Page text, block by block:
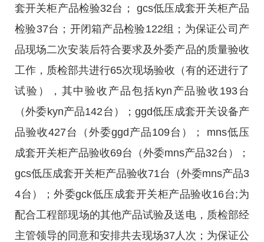
套开关柜产品检验32台； gcs低压成套开关柜产品
检验37台；开闭箱产品检验122组；为保证公司产
品现场二次安装后符合要求及外委产品的质量验收
工作，质检部共进行65次现场验收（有的还进行了
试验），其中验收产品包括kyn产品验收193台
（外委kyn产品142台）；ggd低压成套开关设备产
品验收427台（外委ggd产品109台）； mns低压
成套开关柜产品验收69台（外委mns产品32台）；
gcs低压成套开关柜产品验收71台（外委mns产品3
4台）；外委gck低压成套开关柜产品验收16台;为
配合工程部现场的其他产品试验及送电，质检部经
主管领导的同意和安排共去现场37人次；为保证公